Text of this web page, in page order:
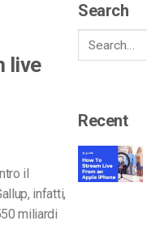
live
il
infatti,
miliardi
Search
Recent